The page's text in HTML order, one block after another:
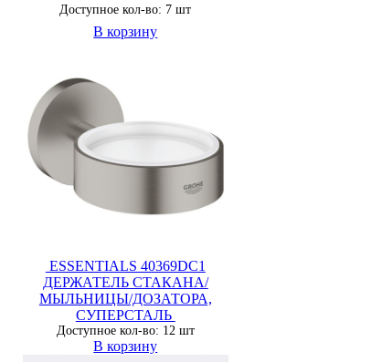
Доступное кол-во: 7 шт
В корзину
ESSENTIALS 40369DC1
ДЕРЖАТЕЛЬ СТАКАНА/
МЫЛЬНИЦЫ/ДОЗАТОРА,
СУПЕРСТАЛЬ
Доступное кол-во: 12 шт
В корзину